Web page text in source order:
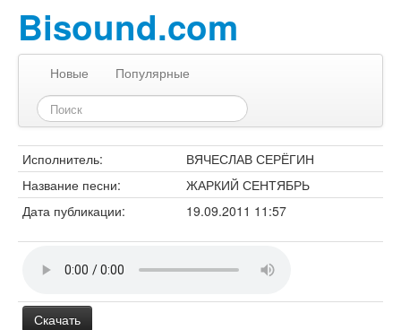
Bisound.com
Новые Популярные
Исполнитель:
ВЯЧЕСЛАВ СЕРЁГИН
Название песни:
ЖАРКИЙ СЕНТЯБРЬ
Дата публикации:
19.09.2011 11:57
Скачать